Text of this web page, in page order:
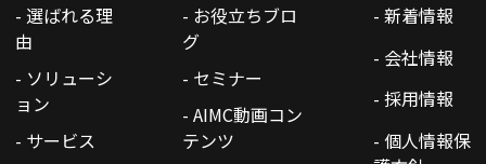
- 選ばれる理
由
- ソリューシ
ョン
- サービス
- お役立ちブロ
グ
- セミナー
- AIMC動画コン
テンツ
- 新着情報
- 会社情報
- 採用情報
- 個人情報保